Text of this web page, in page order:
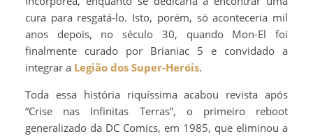
cura para resgatá-lo. Isto, porém, só aconteceria mil
anos depois, no século 30, quando Mon-El foi
finalmente curado por Brianiac 5 e convidado a
integrar a Legião dos Super-Heróis.
Toda essa história riquíssima acabou revista após
“Crise nas Infinitas Terras”, o primeiro reboot
generalizado da DC Comics, em 1985, que eliminou a